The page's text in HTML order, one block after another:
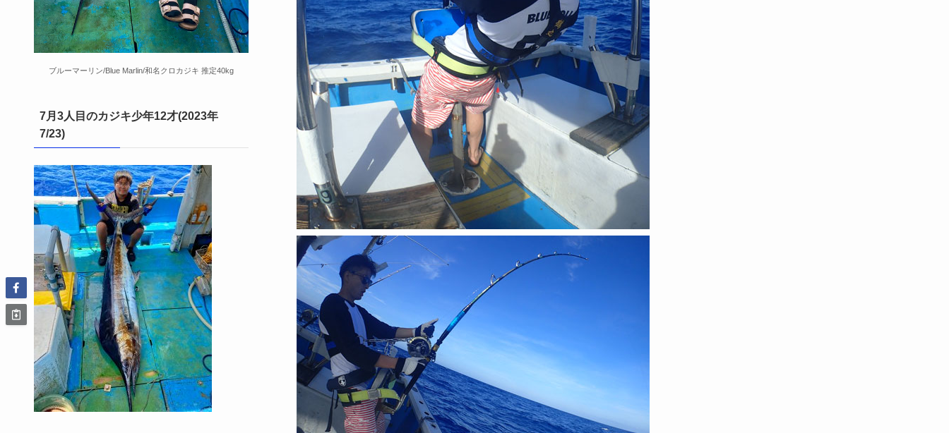
ブルーマーリン/Blue Marlin/和名クロカジキ 推定40kg
7月3人目のカジキ少年12才(2023年
7/23)